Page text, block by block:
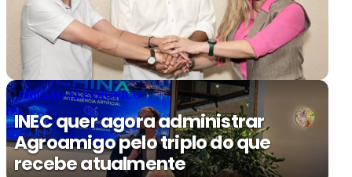
PREGÃO ELETRÔNICO
INEC quer agora administrar
Agroamigo pelo triplo do que
recebe atualmente